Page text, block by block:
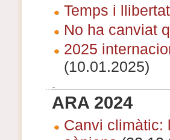
Temps i
No ha canviat
2025
(10.01.2025)
ARA 2024
Canvi climàtic: